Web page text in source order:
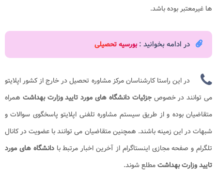
ها غیرمعتبر بوده باشد.
در ادامه بخوانید : بورسیه تحصیلی
در این راستا کارشناسان مرکز مشاوره تحصیل در خارج از کشور اپلایتو
می توانند در خصوصجزئیاتدانشگاه های مورد تایید وزارت بهداشت همراه
متقاضیان بوده و از طریق سیستم مشاوره تلفنی اپلایتو پاسخگوی سوالات و
شبهات در این زمینه باشند. همچنین متقاضیان می توانند با عضویت در کانال
تلگرام و صفحه مجازی اینستاگرام از آخرین اخبار مرتبط بادانشگاه های مورد
تایید وزارت بهداشتمطلع شوند.